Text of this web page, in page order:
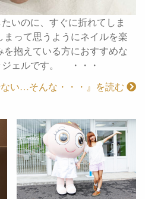
いのに、すぐに折れてしま
って思うようにネイルを楽
抱えている方におすすめな
ジェルです。 ・・・
ない…そんな・・・』を読む